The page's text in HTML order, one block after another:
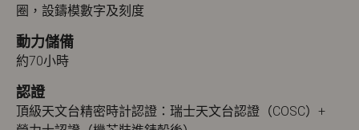
圈，設鑄模數字及刻度
動力儲備
約70小時
認證
頂級天文台精密時計認證：瑞士天文台認證（COSC）+